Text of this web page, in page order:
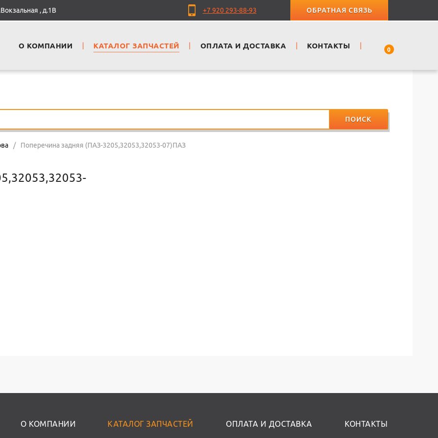
ПОИСК
/ Поперечина задняя (ПАЗ-3205,32053,32053-07)ПАЗ
О КОМПАНИИ КАТАЛОГ ЗАПЧАСТЕЙ ОПЛАТА И ДОСТАВКА КОНТАКТЫ
, д.1В +7 920 293-88-93 ОБРАТНАЯ СВЯЗЬ
О КОМПАНИИ КАТАЛОГ ЗАПЧАСТЕЙ ОПЛАТА И ДОСТАВКА КОНТАКТЫ 0